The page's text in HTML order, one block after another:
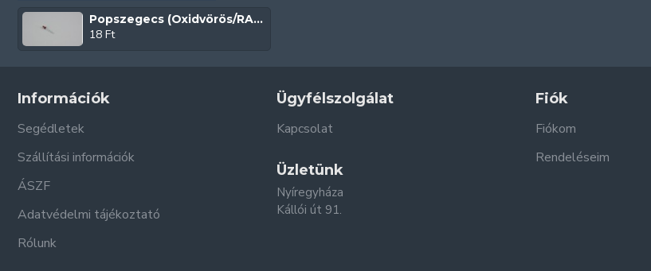
Popszegecs (Oxidvörös/RAL3009)
18 Ft
Információk
Segédletek
Szállítási információk
ÁSZF
Adatvédelmi tájékoztató
Rólunk
Ügyfélszolgálat
Kapcsolat
Üzletünk
Nyíregyháza
Kállói út 91.
Fiók
Fiókom
Rendeléseim